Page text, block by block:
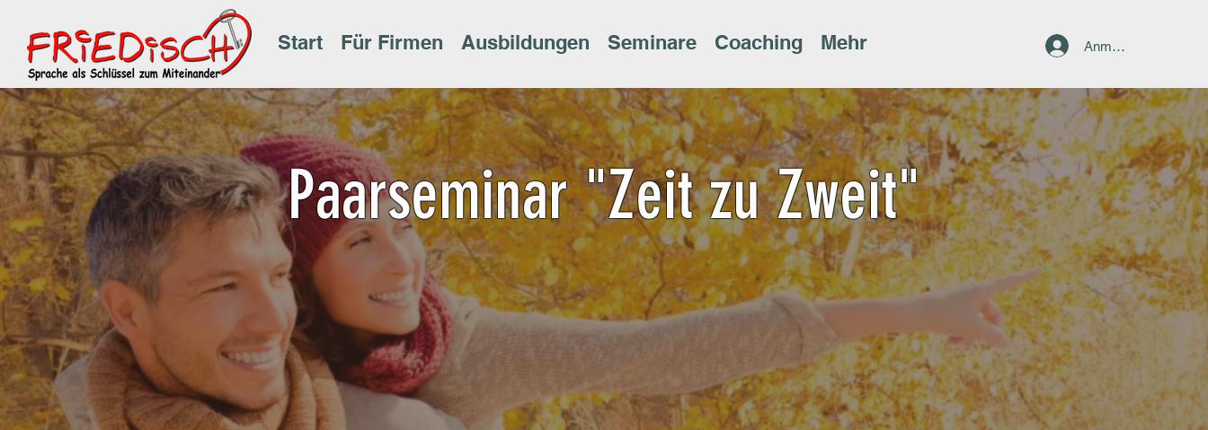
Start Für Firmen Ausbildungen Seminare Coaching Mehr Anmelden
Paarseminar "Zeit zu Zweit"